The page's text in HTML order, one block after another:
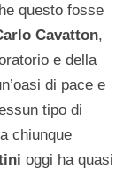
questo fosse
Cavatton,
e della
di pace e
tipo di
chiunque
oggi ha quasi